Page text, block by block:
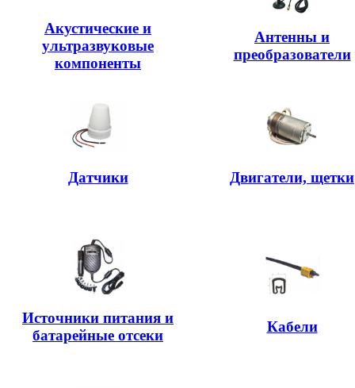
Акустические и
ультразвуковые
компоненты
Антенны и
преобразователи
Датчики Двигатели, щетки
Источники питания и
батарейные отсеки
Кабели